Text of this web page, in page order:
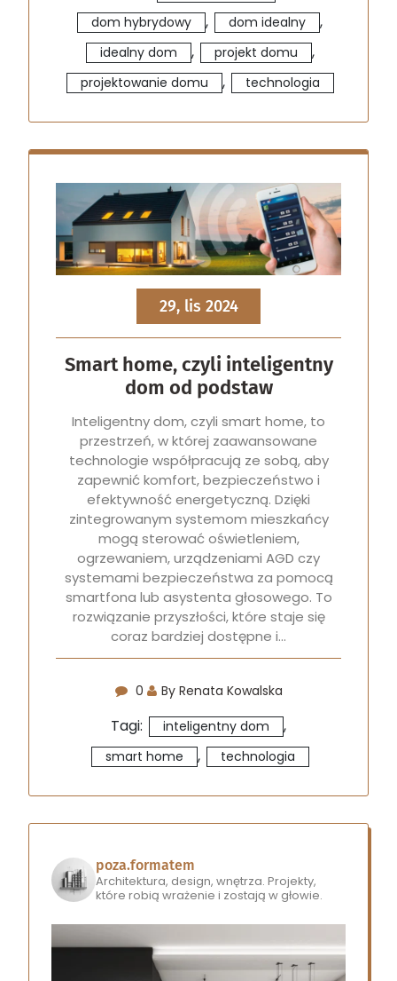
dom hybrydowy , dom idealny ,
idealny dom , projekt domu ,
projektowanie domu , technologia
29, lis 2024
Smart home, czyli inteligentny
dom od podstaw
Inteligentny dom, czyli smart home, to
przestrzeń, w której zaawansowane
technologie współpracują ze sobą, aby
zapewnić komfort, bezpieczeństwo i
efektywność energetyczną. Dzięki
zintegrowanym systemom mieszkańcy
mogą sterować oświetleniem,
ogrzewaniem, urządzeniami AGD czy
systemami bezpieczeństwa za pomocą
smartfona lub asystenta głosowego. To
rozwiązanie przyszłości, które staje się
coraz bardziej dostępne i…
0 By Renata Kowalska
Tagi: inteligentny dom ,
smart home , technologia
poza.formatem
Architektura, design, wnętrza. Projekty,
które robią wrażenie i zostają w głowie.